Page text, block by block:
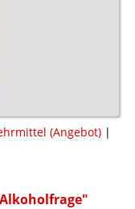
(Angebot) |